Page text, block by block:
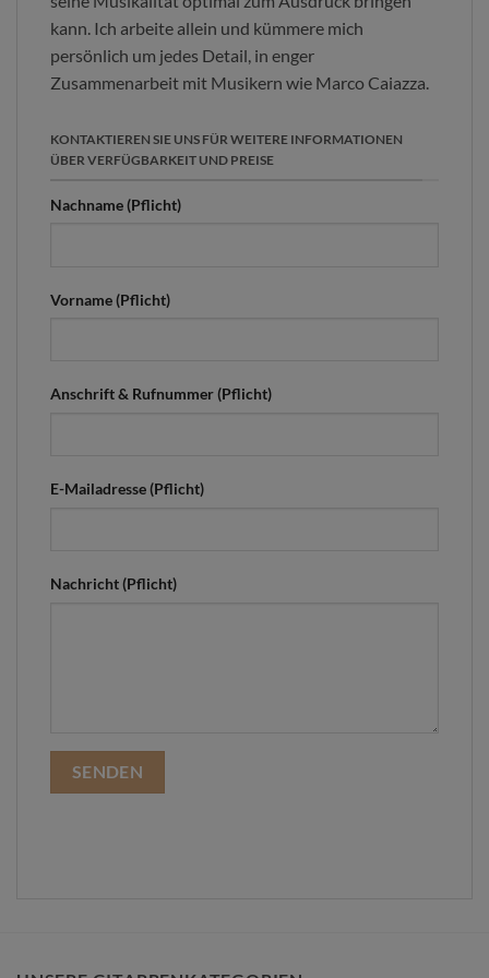
kann. Ich arbeite allein und kümmere mich
persönlich um jedes Detail, in enger
Zusammenarbeit mit Musikern wie Marco Caiazza.
KONTAKTIEREN SIE UNS FÜR WEITERE INFORMATIONEN
ÜBER VERFÜGBARKEIT UND PREISE
Nachname (Pflicht)
Vorname (Pflicht)
Anschrift & Rufnummer (Pflicht)
E-Mailadresse (Pflicht)
Nachricht (Pflicht)